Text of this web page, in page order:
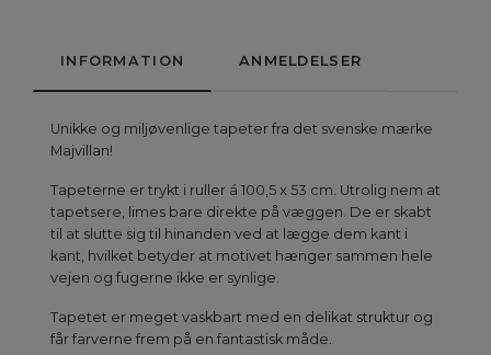
INFORMATION ANMELDELSER
Unikke og miljøvenlige tapeter fra det svenske mærke
Majvillan!
Tapeterne er trykt i ruller á 100,5 x 53 cm. Utrolig nem at
tapetsere, limes bare direkte på væggen. De er skabt
til at slutte sig til hinanden ved at lægge dem kant i
kant, hvilket betyder at motivet hænger sammen hele
vejen og fugerne ikke er synlige.
Tapetet er meget vaskbart med en delikat struktur og
får farverne frem på en fantastisk måde.